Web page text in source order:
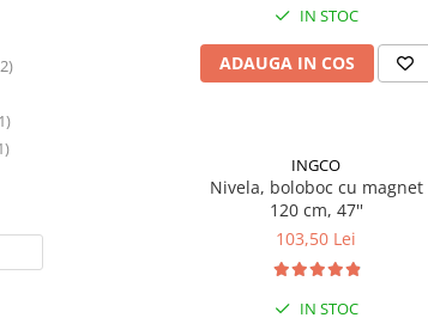
IN STOC
ADAUGA IN COS
INGCO
Nivela, boloboc cu magnet
120 cm, 47''
103,50 Lei
IN STOC